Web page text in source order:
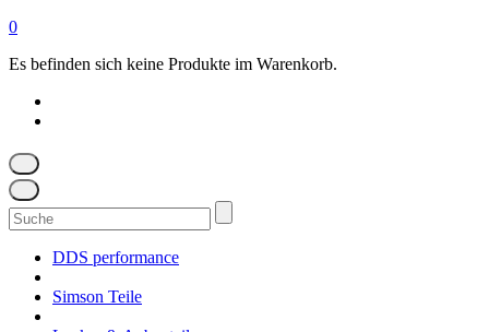
0
Es befinden sich keine Produkte im Warenkorb.
Suchen
nach:
DDS performance
Simson Teile